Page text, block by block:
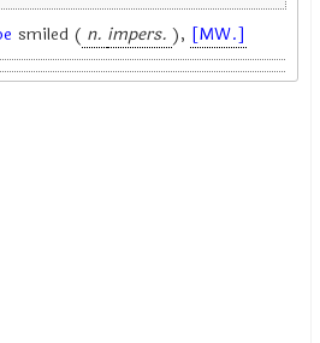
smiled ( n. impers. ), [MW.]